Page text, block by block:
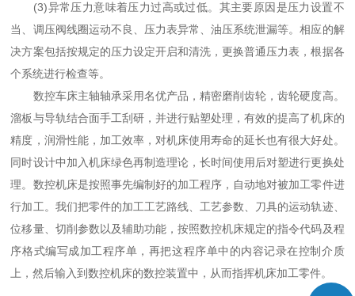
(3)异常压力意味着压力过高或过低。其主要原因是压力设置不
当、调压阀线圈运动不良、压力表异常、油压系统泄漏等。相应的解
决方案包括按规定的压力设定开启和清洗，更换普通压力表，根据各
个系统进行检查等。
数控车床主轴轴承采用名优产品，精密磨削齿轮，齿轮硬度高。
溜板与导轨结合面手工刮研，并进行贴塑处理，有效的提高了机床的
精度，润滑性能，加工效率，对机床使用寿命的延长也有很大好处。
同时设计中加入机床绿色再制造理论，长时间使用后对塑进行更换处
理。数控机床是按照事先编制好的加工程序，自动地对被加工零件进
行加工。我们把零件的加工工艺路线、工艺参数、刀具的运动轨迹、
位移量、切削参数以及辅助功能，按照数控机床规定的指令代码及程
序格式编写成加工程序单，再把这程序单中的内容记录在控制介质
上，然后输入到数控机床的数控装置中，从而指挥机床加工零件。